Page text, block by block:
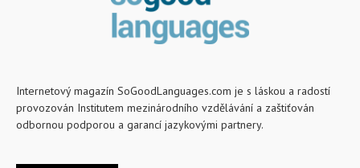
Internetový magazín SoGoodLanguages.com je s láskou a radostí
provozován Institutem mezinárodního vzdělávání a zaštiťován
odbornou podporou a garancí jazykovými partnery.